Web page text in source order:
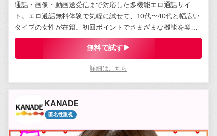
通話・画像・動画送受信まで対応した多機能エロ通話サイ
ト。エロ通話無料体験で気軽に試せて、10代〜40代と幅広い
タイプの女性が在籍。初回ポイントでさまざまな機能を楽し
める。
無料で試す▶
詳細はこちら
KANADE
匿名性重視